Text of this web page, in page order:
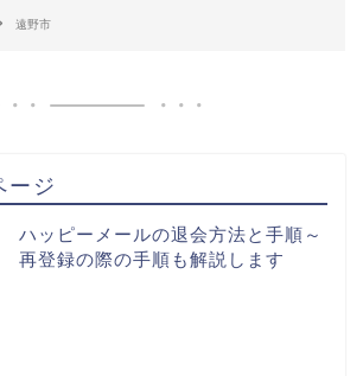
遠野市
ージ
ハッピーメールの退会方法と手順～
再登録の際の手順も解説します